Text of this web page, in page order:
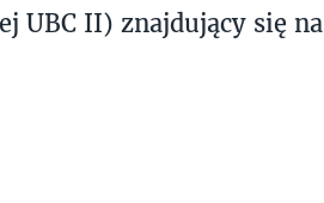
UBC II) znajdujący się na